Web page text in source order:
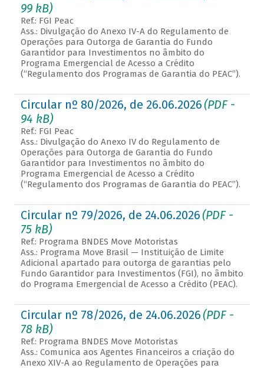
99 kB)
Ref.: FGI Peac
Ass.: Divulgação do Anexo IV-A do Regulamento de
Operações para Outorga de Garantia do Fundo
Garantidor para Investimentos no âmbito do
Programa Emergencial de Acesso a Crédito
(“Regulamento dos Programas de Garantia do PEAC”).
Circular nº 80/2026, de 26.06.2026(PDF -
94 kB)
Ref.: FGI Peac
Ass.: Divulgação do Anexo IV do Regulamento de
Operações para Outorga de Garantia do Fundo
Garantidor para Investimentos no âmbito do
Programa Emergencial de Acesso a Crédito
(“Regulamento dos Programas de Garantia do PEAC”).
Circular nº 79/2026, de 24.06.2026(PDF -
75 kB)
Ref.: Programa BNDES Move Motoristas
Ass.: Programa Move Brasil — Instituição de Limite
Adicional apartado para outorga de garantias pelo
Fundo Garantidor para Investimentos (FGI), no âmbito
do Programa Emergencial de Acesso a Crédito (PEAC).
Circular nº 78/2026, de 24.06.2026(PDF -
78 kB)
Ref.: Programa BNDES Move Motoristas
Ass.: Comunica aos Agentes Financeiros a criação do
Anexo XIV-A ao Regulamento de Operações para